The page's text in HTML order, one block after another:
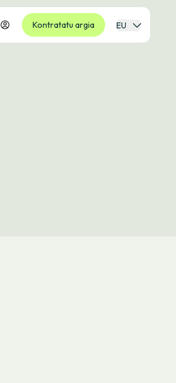
Kontratatu argia EU